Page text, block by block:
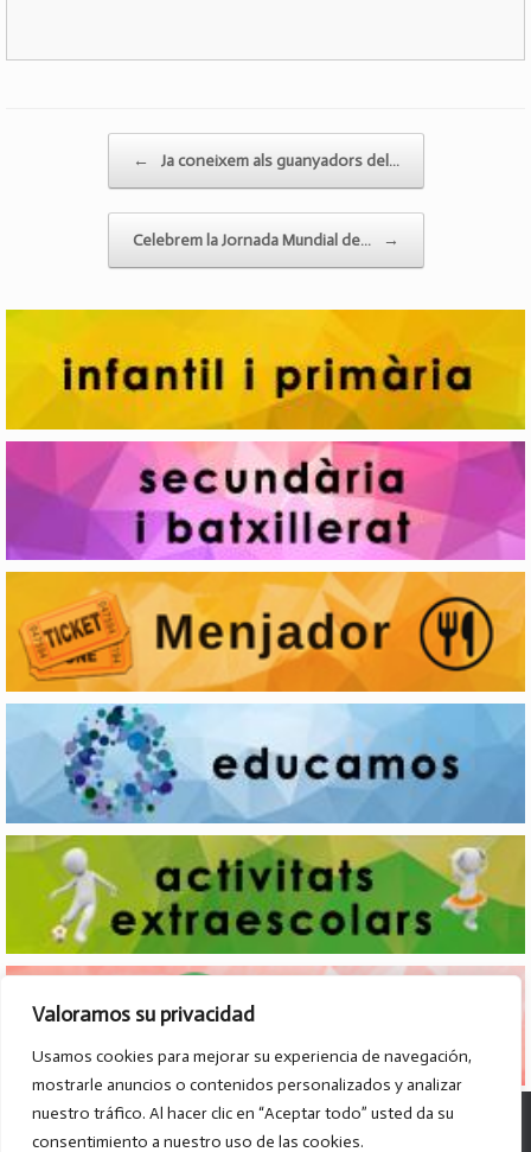
Valoramos su privacidad
Usamos cookies para mejorar su experiencia de navegación,
mostrarle anuncios o contenidos personalizados y analizar
nuestro tráfico. Al hacer clic en “Aceptar todo” usted da su
consentimiento a nuestro uso de las cookies.
← Ja coneixem als guanyadors del…
Celebrem la Jornada Mundial de… →
© Col·legi Parroquial D. José Lluch - 2026